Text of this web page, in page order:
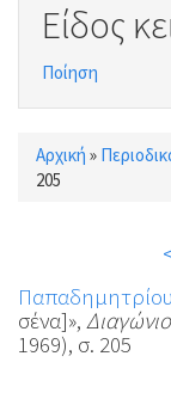
Είδος
Ποίηση
Είστε εδώ
Αρχική »
205
σένα]»,
1969), σ. 205